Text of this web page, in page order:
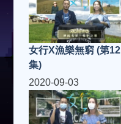
女行X漁樂無窮 (第12
集)
2020-09-03